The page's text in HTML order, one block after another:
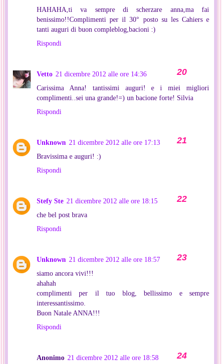
HAHAHA,ti va sempre di scherzare anna,ma fai
benissimo!!Complimenti per il 30° posto su les Cahiers e
tanti auguri di buon compleblog,bacioni :)
Rispondi
Vetto 21 dicembre 2012 alle ore 14:36
Carissima Anna! tantissimi auguri! e i miei migliori
complimenti..sei una grande!=) un bacione forte! Silvia
Rispondi
Unknown 21 dicembre 2012 alle ore 17:13
Bravissima e auguri! :)
Rispondi
Stefy Ste 21 dicembre 2012 alle ore 18:15
che bel post brava
Rispondi
Unknown 21 dicembre 2012 alle ore 18:57
siamo ancora vivi!!!
ahahah
complimenti per il tuo blog, bellissimo e sempre
interessantissimo.
Buon Natale ANNA!!!
Rispondi
Anonimo 21 dicembre 2012 alle ore 18:58